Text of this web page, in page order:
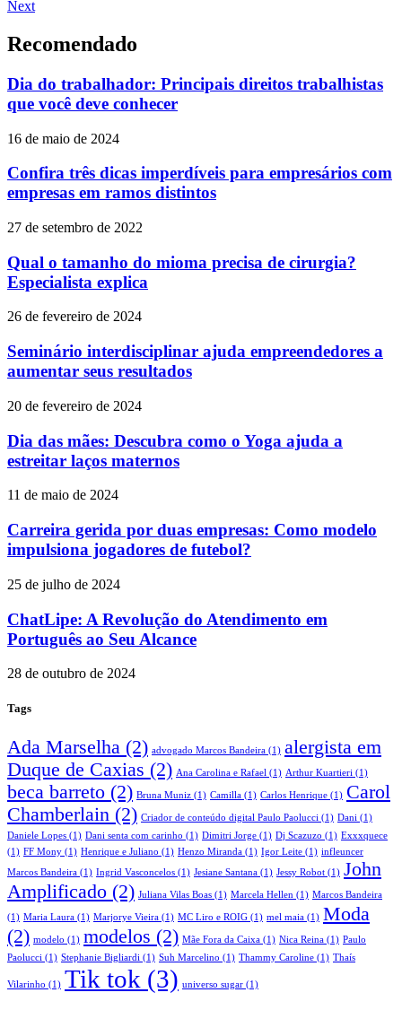
Next
Recomendado
Dia do trabalhador: Principais direitos trabalhistas
que você deve conhecer
16 de maio de 2024
Confira três dicas imperdíveis para empresários com
empresas em ramos distintos
27 de setembro de 2022
Qual o tamanho do mioma precisa de cirurgia?
Especialista explica
26 de fevereiro de 2024
Seminário interdisciplinar ajuda empreendedores a
aumentar seus resultados
20 de fevereiro de 2024
Dia das mães: Descubra como o Yoga ajuda a
estreitar laços maternos
11 de maio de 2024
Carreira gerida por duas empresas: Como modelo
impulsiona jogadores de futebol?
25 de julho de 2024
ChatLipe: A Revolução do Atendimento em
Português ao Seu Alcance
28 de outubro de 2024
Tags
Ada Marselha (2) advogado Marcos Bandeira (1) alergista em
Duque de Caxias (2) Ana Carolina e Rafael (1) Arthur Kuartieri (1)
beca barreto (2) Bruna Muniz (1) Camilla (1) Carlos Henrique (1) Carol
Chamberlain (2) Criador de conteúdo digital Paulo Paolucci (1) Dani (1)
Daniele Lopes (1) Dani senta com carinho (1) Dimitri Jorge (1) Dj Scazuzo (1) Exxxquece
(1) FF Mony (1) Henrique e Juliano (1) Henzo Miranda (1) Igor Leite (1) infleuncer
Marcos Bandeira (1) Ingrid Vasconcelos (1) Jesiane Santana (1) Jessy Robot (1) John
Amplificado (2) Juliana Vilas Boas (1) Marcela Hellen (1) Marcos Bandeira
(1) Maria Laura (1) Marjorye Vieira (1) MC Liro e ROIG (1) mel maia (1) Moda
(2) modelo (1) modelos (2) Mãe Fora da Caixa (1) Nica Reina (1) Paulo
Paolucci (1) Stephanie Bigliardi (1) Suh Marcelino (1) Thammy Caroline (1) Thaís
Vilarinho (1) Tik tok (3) universo sugar (1)